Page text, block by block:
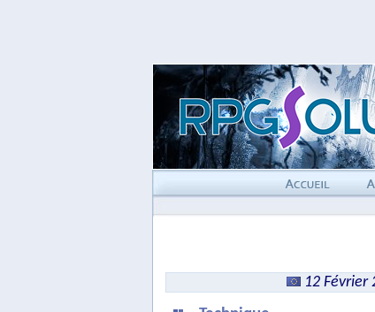
12 Février